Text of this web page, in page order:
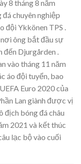
8 tháng 8 năm
chuyên nghiệp
đội Ykkönen TPS .
nơi ông bắt đầu sự
đến Djurgården .
vào tháng 11 năm
áo đội tuyển, bao
Euro 2020 của
Lan giành được vị
địch bóng đá châu
2021 và kết thúc
lạc bộ vào cuối